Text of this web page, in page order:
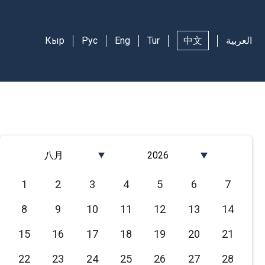
Кыр Рус Eng Tur 中文 العربية
八月
Март
Апрель
2026
2024
2023
1 2 3 4 5 6
7
8
9 10 11 12 13
14
15
16 17 18 19 20
21
22
23 24 25 26 27
28